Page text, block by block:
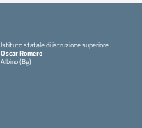
Istituto statale di istruzione superiore
Oscar Romero
Albino (Bg)